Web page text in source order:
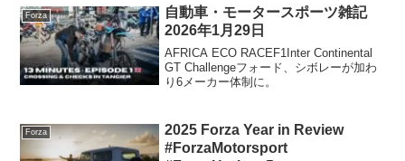
ぼ20年が経ちました。この瞬間が、...
Forza
自動車・モータースポーツ雑記
2026年1月29日
AFRICA ECO RACEF1Inter Continental
GT Challengeフォード、シボレーが加わ
り6メーカー体制に。
Forza
2025 Forza Year in Review
#ForzaMotorsport